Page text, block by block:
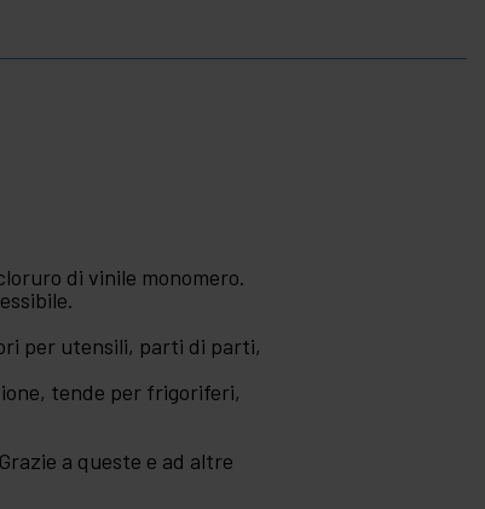
di vinile monomero.
per utensili, parti di parti,
tende per frigoriferi,
a queste e ad altre